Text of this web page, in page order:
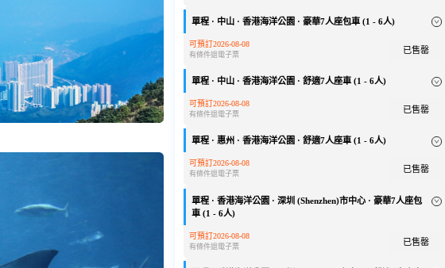
單程 · 中山 · 香港海洋公園 · 豪華7人座包車 (1 - 6人)
可預訂2026-08-08
有條件退電子票
已售罄
單程 · 中山 · 香港海洋公園 · 舒適7人座車 (1 - 6人)
可預訂2026-08-08
有條件退電子票
已售罄
單程 · 惠州 · 香港海洋公園 · 舒適7人座車 (1 - 6人)
可預訂2026-08-08
有條件退電子票
已售罄
單程 · 香港海洋公園 · 深圳 (Shenzhen)市中心 · 豪華7人座包
車 (1 - 6人)
可預訂2026-08-08
有條件退電子票
已售罄